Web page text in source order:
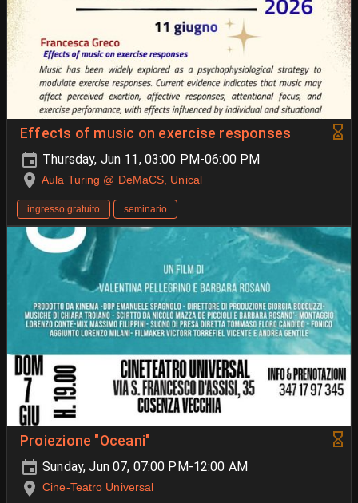
Effects of music on exercise responses
Thursday, Jun 11, 03:00 PM-06:00 PM
Aula Turing @ DeMaCS, Unical
ingresso gratuito seminario
Proiezione "Oceani"
Sunday, Jun 07, 07:00 PM-12:00 AM
Cine-Teatro Universal